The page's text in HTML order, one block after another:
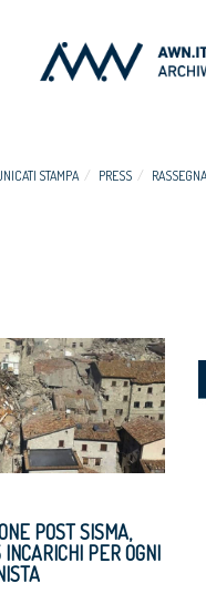
STAMPA PRESS
POST SISMA,
PER OGNI